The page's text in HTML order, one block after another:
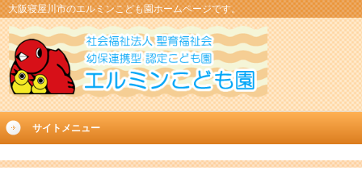
大阪寝屋川市のエルミンこども園ホームページです。
サイトメニュー